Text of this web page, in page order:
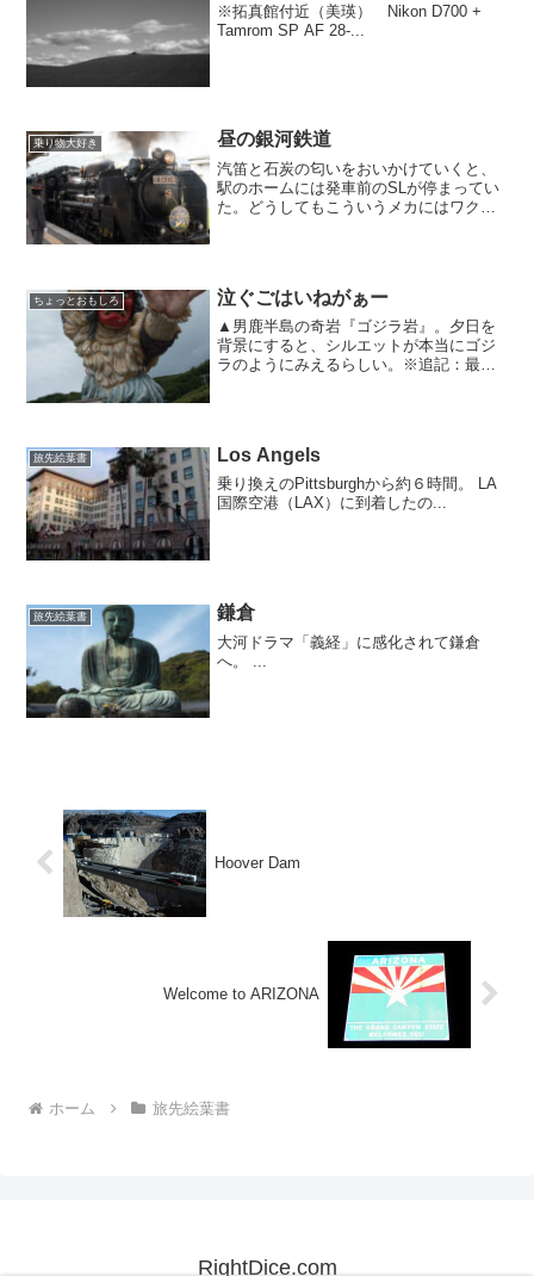
※拓真館付近（美瑛） Nikon D700 +
Tamrom SP AF 28-...
乗り物大好き 昼の銀河鉄道
汽笛と石炭の匂いをおいかけていくと、
駅のホームには発車前のSLが停まってい
た。どうしてもこういうメカにはワクワ
ちょっとおもしろ 泣ぐごはいねがぁー
▲男鹿半島の奇岩『ゴジラ岩』。夕日を
背景にすると、シルエットが本当にゴジ
ラのようにみえるらしい。※追記：最
旅先絵葉書 Los Angels
乗り換えのPittsburghから約６時間。 LA
国際空港（LAX）に到着したの...
旅先絵葉書 鎌倉
大河ドラマ「義経」に感化されて鎌倉
へ。 ...
Hoover Dam
Welcome to ARIZONA
ホーム 旅先絵葉書
RightDice.com